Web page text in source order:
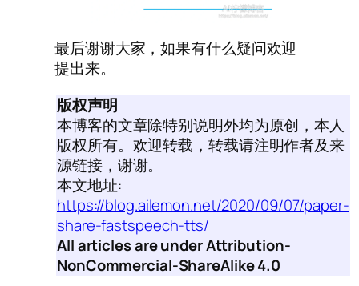
最后谢谢大家，如果有什么疑问欢迎
提出来。
版权声明
本博客的文章除特别说明外均为原创，本人
版权所有。欢迎转载，转载请注明作者及来
源链接，谢谢。
本文地址:
https://blog.ailemon.net/2020/09/07/paper-
share-fastspeech-tts/
All articles are under Attribution-
NonCommercial-ShareAlike 4.0